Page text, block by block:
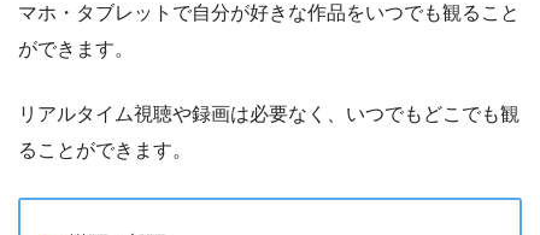
マホ・タブレットで自分が好きな作品をいつでも観ること
ができます。
リアルタイム視聴や録画は必要なく、いつでもどこでも観
ることができます。